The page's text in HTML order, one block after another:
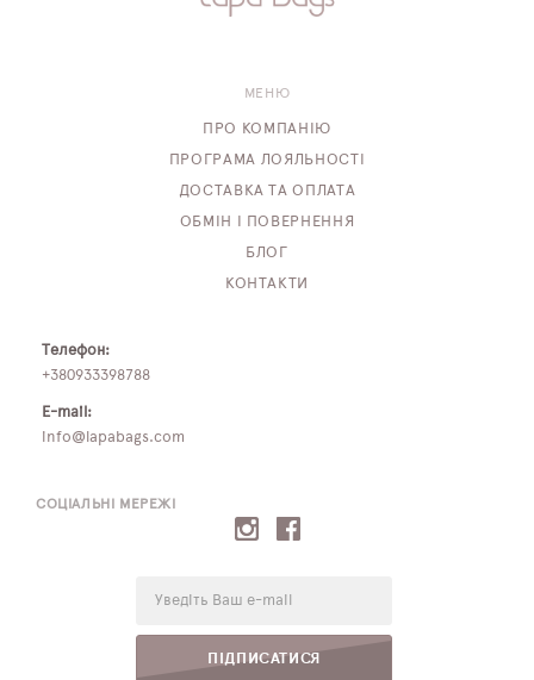
СОЦІАЛЬНІ МЕРЕЖІ
ПІДПИСАТИСЯ
МЕНЮ
ПРО КОМПАНІЮ
ПРОГРАМА ЛОЯЛЬНОСТІ
ДОСТАВКА ТА ОПЛАТА
ОБМІН І ПОВЕРНЕННЯ
БЛОГ
КОНТАКТИ
Телефон:
+380933398788
E-mail:
info@lapabags.com